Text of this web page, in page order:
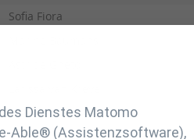
Sofia Fiora
Julie Kemmink
Dienstes Matomo
Able® (Assistenzsoftware),